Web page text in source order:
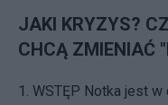
JAKI KRYZYS?
CHCĄ ZMIENIAĆ
1. WSTĘP Notka jest